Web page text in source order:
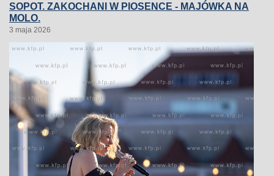
SOPOT. ZAKOCHANI W PIOSENCE - MAJÓWKA NA
MOLO.
3 maja 2026